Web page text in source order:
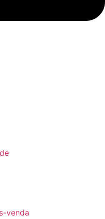
venda